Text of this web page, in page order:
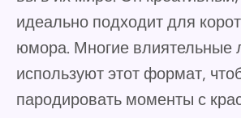
идеально подходит для
юмора. Многие влиятельные
используют этот формат,
пародировать моменты с